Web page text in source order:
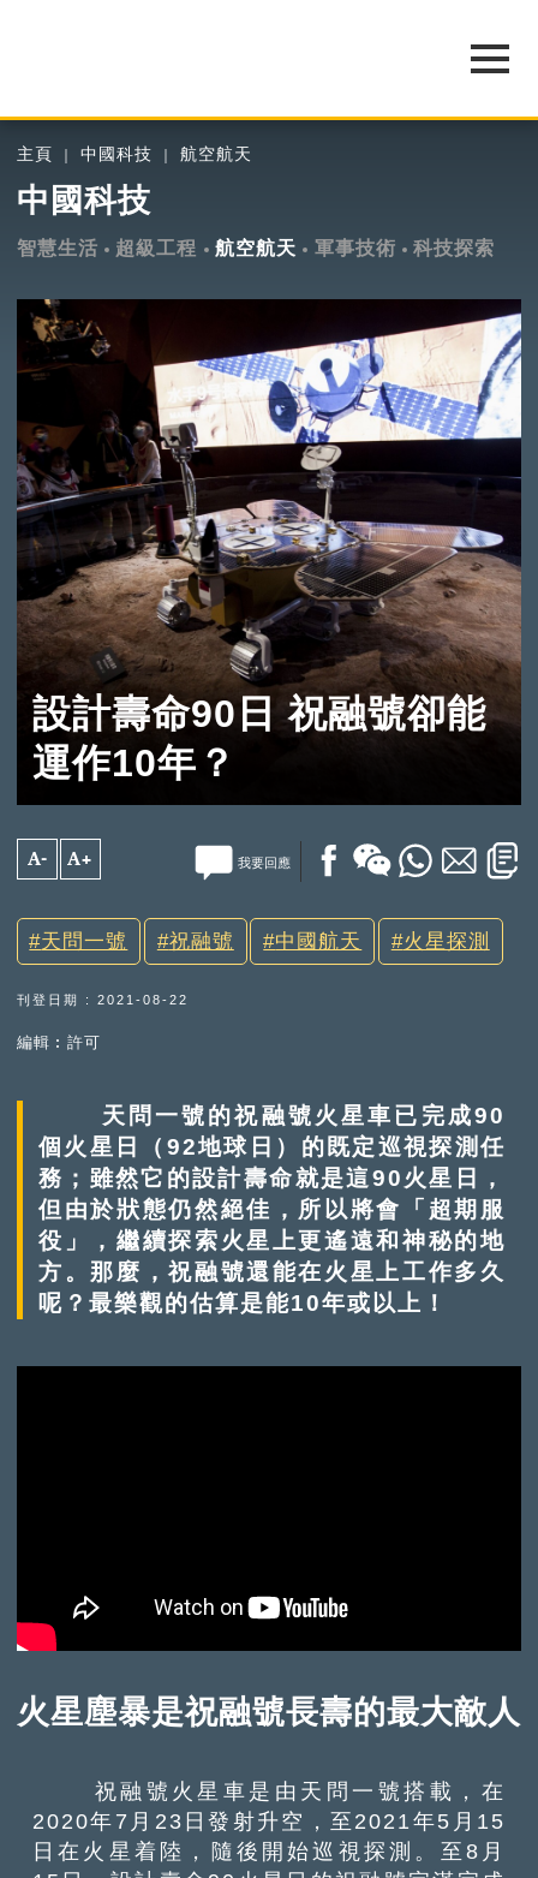
主頁 中國科技 航空航天
中國科技
智慧生活 超級工程 航空航天 軍事技術 科技探索
設計壽命90日 祝融號卻能
運作10年？
A- A+ 我要回應
天問一號 祝融號 中國航天 火星探測
刊登日期 : 2021-08-22
編輯︰許可
天問一號的祝融號火星車已完成90
個火星日（92地球日）的既定巡視探測任
務；雖然它的設計壽命就是這90火星日，
但由於狀態仍然絕佳，所以將會「超期服
役」，繼續探索火星上更遙遠和神秘的地
方。那麼，祝融號還能在火星上工作多久
呢？最樂觀的估算是能10年或以上！
火星塵暴是祝融號長壽的最大敵人
祝融號火星車是由天問一號搭載，在
2020年7月23日發射升空，至2021年5月15
日在火星着陸，隨後開始巡視探測。至8月